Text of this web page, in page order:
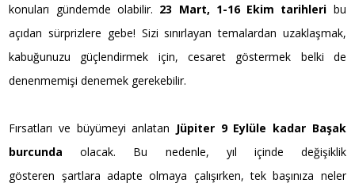
konuları gündemde olabilir. 23 Mart, 1-16 Ekim tarihleri bu
açıdan sürprizlere gebe! Sizi sınırlayan temalardan uzaklaşmak,
kabuğunuzu güçlendirmek için, cesaret göstermek belki de
denenmemişi denemek gerekebilir.
Fırsatları ve büyümeyi anlatan Jüpiter 9 Eylüle kadar Başak
burcunda olacak. Bu nedenle, yıl içinde değişiklik
gösteren şartlara adapte olmaya çalışırken, tek başınıza neler